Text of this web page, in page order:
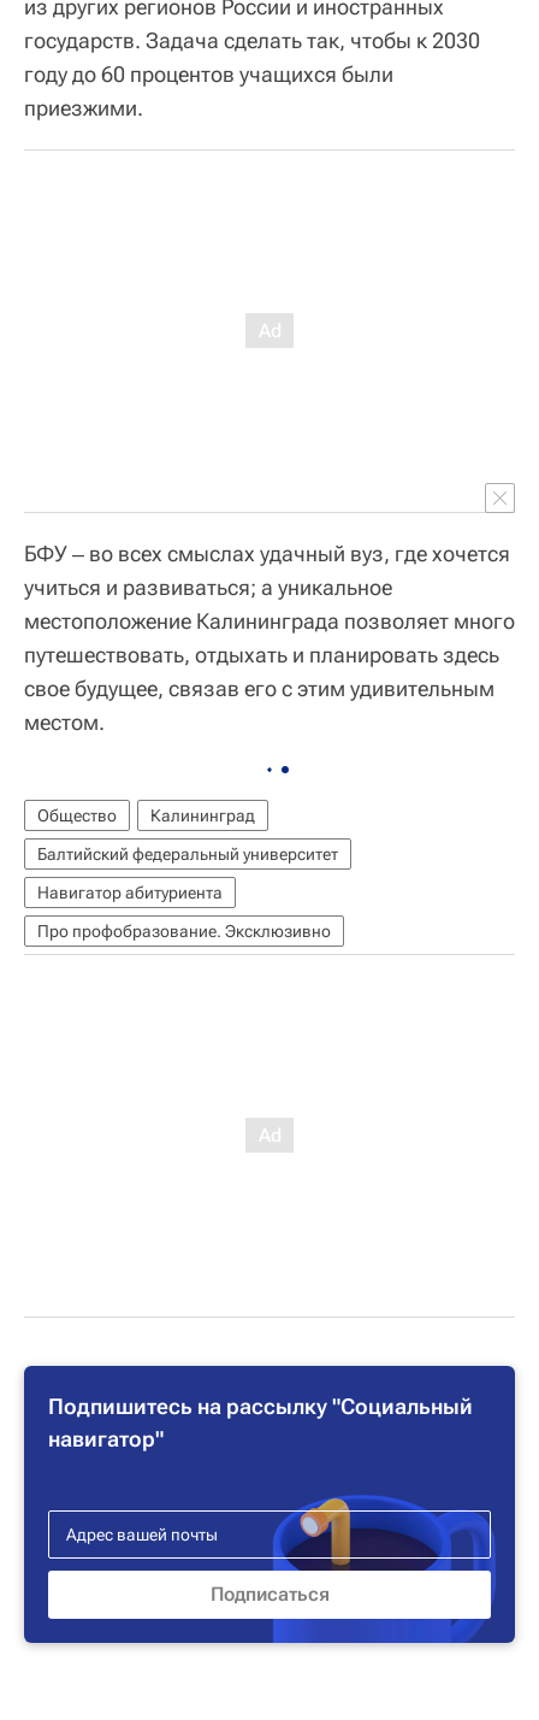
из других регионов России и иностранных
государств. Задача сделать так, чтобы к 2030
году до 60 процентов учащихся были
приезжими.
БФУ ‒ во всех смыслах удачный вуз, где хочется
учиться и развиваться; а уникальное
местоположение Калининграда позволяет много
путешествовать, отдыхать и планировать здесь
свое будущее, связав его с этим удивительным
местом.
Общество
Калининград
Балтийский федеральный университет
Навигатор абитуриента
Про профобразование. Эксклюзивно
Подпишитесь на рассылку "Социальный
навигатор"